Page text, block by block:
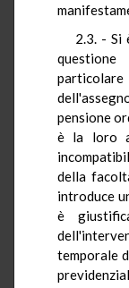
2.3. - Si
pensione
è la loro
della
introduce
è
temporale